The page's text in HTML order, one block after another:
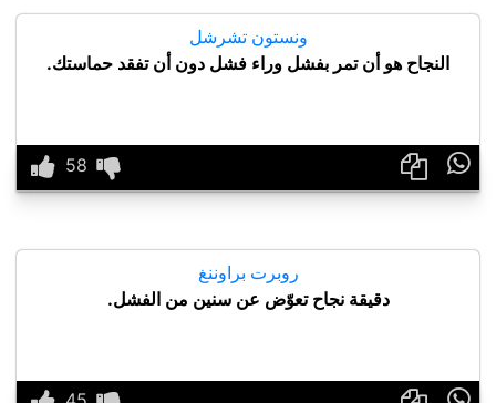
ونستون تشرشل
النجاح هو أن تمر بفشل وراء فشل دون أن تفقد حماستك.

روبرت براوننغ
دقيقة نجاح تعوّض عن سنين من الفشل.